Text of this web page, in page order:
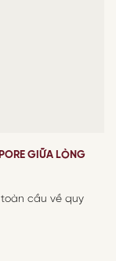
GIỮA LÒNG
cầu về quy